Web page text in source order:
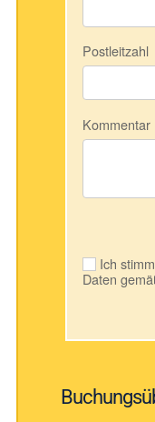
Postleitzahl
Kommentar
Ich
Daten